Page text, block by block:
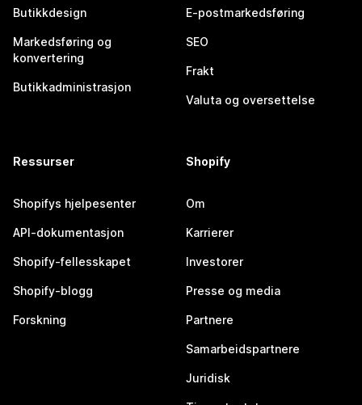
Butikkdesign
Markedsføring og
konvertering
Butikkadministrasjon
E-postmarkedsføring
SEO
Frakt
Valuta og oversettelse
Ressurser
Shopifys hjelpesenter
API-dokumentasjon
Shopify-fellesskapet
Shopify-blogg
Forskning
Shopify
Om
Karrierer
Investorer
Presse og media
Partnere
Samarbeidspartnere
Juridisk